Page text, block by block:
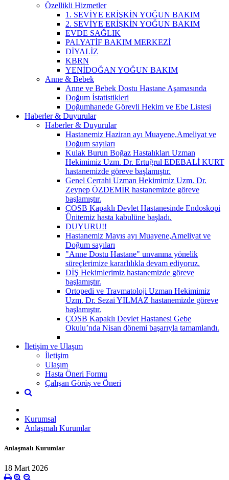
Özellikli Hizmetler
1. SEVİYE ERİŞKİN YOĞUN BAKIM
2. SEVİYE ERİŞKİN YOĞUN BAKIM
EVDE SAĞLIK
PALYATİF BAKIM MERKEZİ
DİYALİZ
KBRN
YENİDOĞAN YOĞUN BAKIM
Anne & Bebek
Anne ve Bebek Dostu Hastane Aşamasında
Doğum İstatistikleri
Doğumhanede Görevli Hekim ve Ebe Listesi
Haberler & Duyurular
Haberler & Duyurular
Hastanemiz Haziran ayı Muayene,Ameliyat ve
Doğum sayıları
Kulak Burun Boğaz Hastalıkları Uzman
Hekimimiz Uzm. Dr. Ertuğrul EDEBALİ KURT
hastanemizde göreve başlamıştır.
Genel Cerrahi Uzman Hekimimiz Uzm. Dr.
Zeynep ÖZDEMİR hastanemizde göreve
başlamıştır.
ÇOSB Kapaklı Devlet Hastanesinde Endoskopi
Ünitemiz hasta kabulüne başladı.
DUYURU!!
Hastanemiz Mayıs ayı Muayene,Ameliyat ve
Doğum sayıları
"Anne Dostu Hastane" unvanına yönelik
süreçlerimize kararlılıkla devam ediyoruz.
DİŞ Hekimlerimiz hastanemizde göreve
başlamıştır.
Ortopedi ve Travmatoloji Uzman Hekimimiz
Uzm. Dr. Sezai YILMAZ hastanemizde göreve
başlamıştır.
ÇOSB Kapaklı Devlet Hastanesi Gebe
Okulu’nda Nisan dönemi başarıyla tamamlandı.
İletişim ve Ulaşım
İletişim
Ulaşım
Hasta Öneri Formu
Çalışan Görüş ve Öneri
Kurumsal
Anlaşmalı Kurumlar
Anlaşmalı Kurumlar
18 Mart 2026